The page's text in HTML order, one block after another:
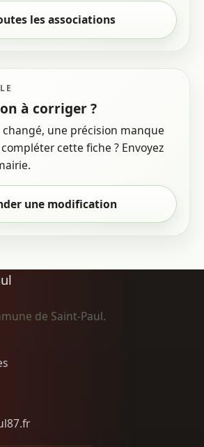
les associations
à corriger ?
une précision manque
cette fiche ? Envoyez
une modification
de Saint-Paul.